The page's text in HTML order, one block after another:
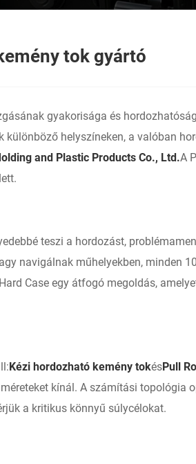
tok gyártó
gyakorisága és
helyszíneken, a valóban
and Plastic Products Co., Ltd.A
teszi a hordozást,
navigálnak műhelyekben, minden
Case egy átfogó megoldás,
Kézi hordozható kemény tokésPull
méreteket kínál. A számítási
a kritikus könnyű súlycélokat.